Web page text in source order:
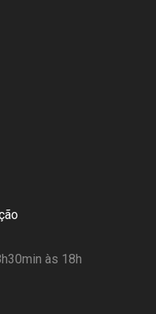
às 18h